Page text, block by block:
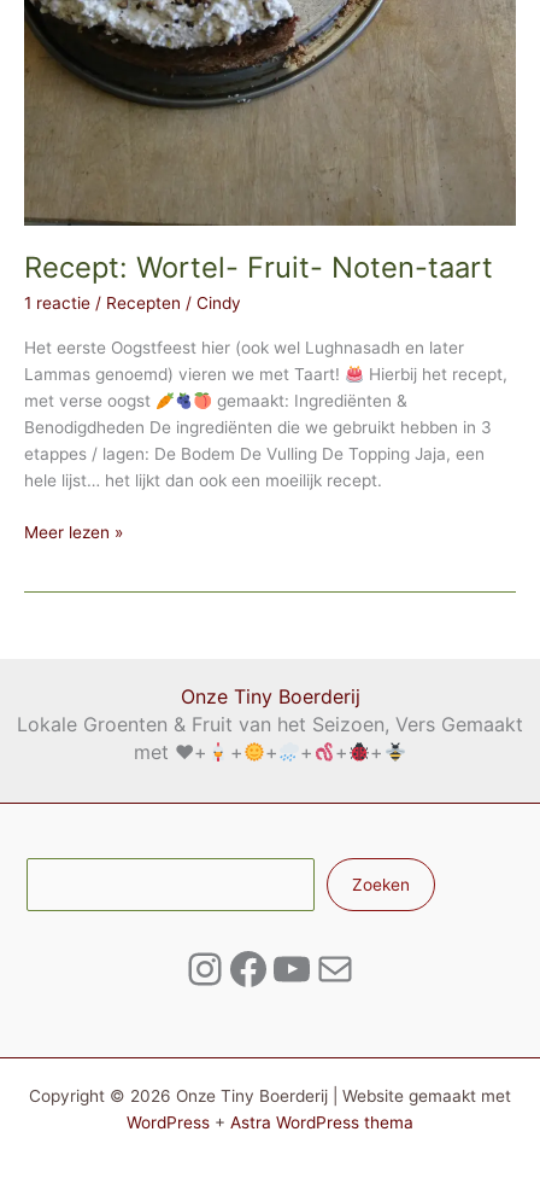
Recept: Wortel- Fruit- Noten-taart
1 reactie / Recepten / Cindy
Het eerste Oogstfeest hier (ook wel Lughnasadh en later
Lammas genoemd) vieren we met Taart!
Hierbij het recept,
met verse oogst
gemaakt: Ingrediënten &
Benodigdheden De ingrediënten die we gebruikt hebben in 3
etappes / lagen: De Bodem De Vulling De Topping Jaja, een
hele lijst… het lijkt dan ook een moeilijk recept.
Recept:
Meer lezen »
Onze Tiny Boerderij
Lokale Groenten & Fruit van het Seizoen, Vers Gemaakt
met ♥️+ + + + + +
Zoeken
Instagram
Facebook
YouTube
E-mail
Copyright © 2026 Onze Tiny Boerderij | Website gemaakt met
WordPress + Astra WordPress thema